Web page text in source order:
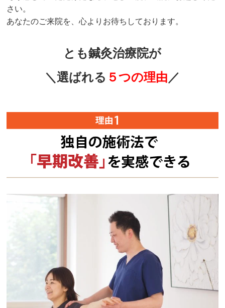
さい。
あなたのご来院を、心よりお待ちしております。
とも鍼灸治療院が
＼選ばれる ５つの理由／